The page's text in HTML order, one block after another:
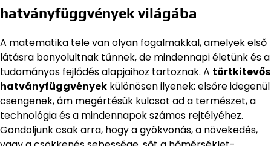
hatványfüggvények világába
A matematika tele van olyan fogalmakkal, amelyek első
látásra bonyolultnak tűnnek, de mindennapi életünk és a
tudományos fejlődés alapjaihoz tartoznak. A törtkitevős
hatványfüggvények különösen ilyenek: elsőre idegenül
csengenek, ám megértésük kulcsot ad a természet, a
technológia és a mindennapok számos rejtélyéhez.
Gondoljunk csak arra, hogy a gyökvonás, a növekedés,